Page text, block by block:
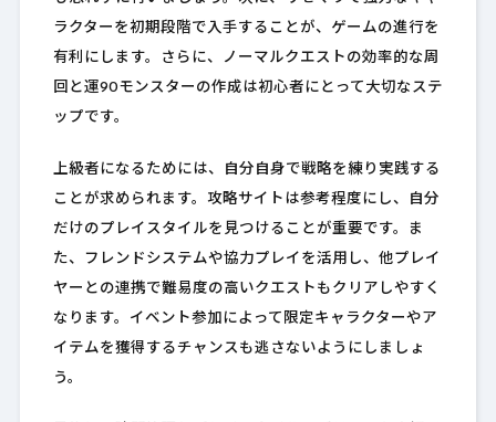
ラクターを初期段階で入手することが、ゲームの進行を
有利にします。さらに、ノーマルクエストの効率的な周
回と運90モンスターの作成は初心者にとって大切なステ
ップです。
上級者になるためには、自分自身で戦略を練り実践する
ことが求められます。攻略サイトは参考程度にし、自分
だけのプレイスタイルを見つけることが重要です。ま
た、フレンドシステムや協力プレイを活用し、他プレイ
ヤーとの連携で難易度の高いクエストもクリアしやすく
なります。イベント参加によって限定キャラクターやア
イテムを獲得するチャンスも逃さないようにしましょ
う。